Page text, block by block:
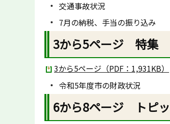
交通事故状況
7月の納税、手当の振り込み
3から5ページ 特集
3から5ページ（PDF：1,931KB）
令和5年度市の財政状況
6から8ページ トピ